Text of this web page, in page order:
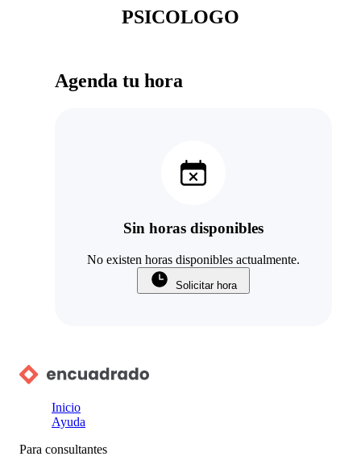
PSICOLOGO
Agenda tu hora
Sin horas disponibles
No existen horas disponibles actualmente.
Solicitar hora
Inicio
Ayuda
Para consultantes